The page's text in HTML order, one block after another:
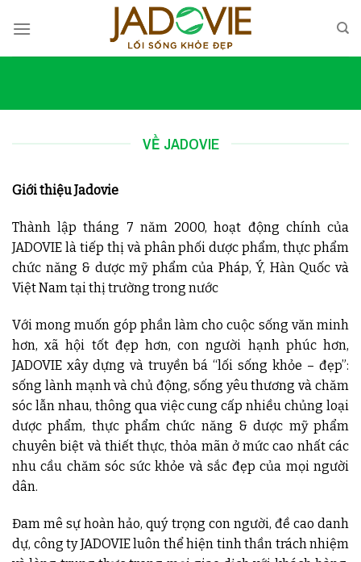
VỀ JADOVIE
Giới thiệu Jadovie
Thành lập tháng 7 năm 2000, hoạt động chính của
JADOVIE là tiếp thị và phân phối dược phẩm, thực phẩm
chức năng & dược mỹ phẩm của Pháp, Ý, Hàn Quốc và
Việt Nam tại thị trường trong nước
Với mong muốn góp phần làm cho cuộc sống văn minh
hơn, xã hội tốt đẹp hơn, con người hạnh phúc hơn,
JADOVIE xây dựng và truyền bá “lối sống khỏe – đẹp”:
sống lành mạnh và chủ động, sống yêu thương và chăm
sóc lẫn nhau, thông qua việc cung cấp nhiều chủng loại
dược phẩm, thực phẩm chức năng & dược mỹ phẩm
chuyên biệt và thiết thực, thỏa mãn ở mức cao nhất các
nhu cầu chăm sóc sức khỏe và sắc đẹp của mọi người
dân.
Đam mê sự hoàn hảo, quý trọng con người, đề cao danh
dự, công ty JADOVIE luôn thể hiện tinh thần trách nhiệm